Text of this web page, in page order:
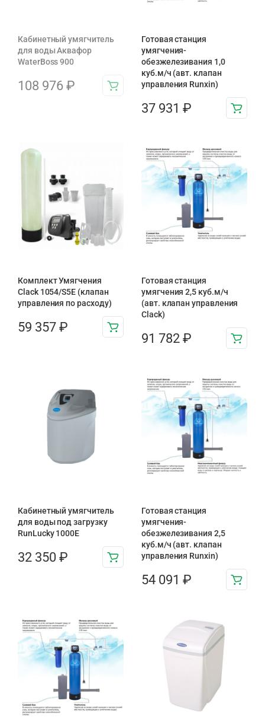
Кабинетный умягчитель
для воды Аквафор
WaterBoss 900
108 976 ₽
Готовая станция
умягчения-
обезжелезивания 1,0
куб.м/ч (авт. клапан
управления Runxin)
37 931 ₽
Комплект Умягчения
Clack 1054/S5E (клапан
управления по расходу)
59 357 ₽
Готовая станция
умягчения 2,5 куб.м/ч
(авт. клапан управления
Clack)
91 782 ₽
Кабинетный умягчитель
для воды под загрузку
RunLucky 1000Е
32 350 ₽
Готовая станция
умягчения-
обезжелезивания 2,5
куб.м/ч (авт. клапан
управления Runxin)
54 091 ₽